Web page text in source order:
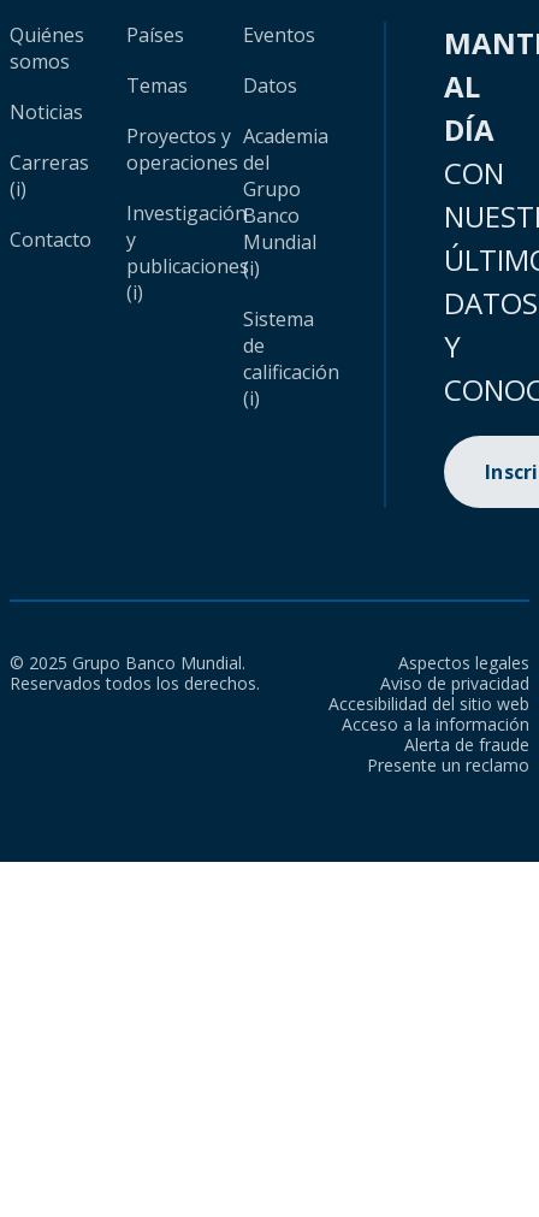
Quiénes
somos
Noticias
Carreras
(i)
Contacto
Países
Temas
Proyectos y
operaciones
Investigación
y
publicaciones
(i)
Eventos
Datos
Academia
del
Grupo
Banco
Mundial
(i)
Sistema
de
calificación
(i)
AL
DÍA
CON
DATOS
Y
© 2025 Grupo Banco Mundial.
Reservados todos los derechos.
Aspectos legales
Aviso de privacidad
Accesibilidad del sitio web
Acceso a la información
Alerta de fraude
Presente un reclamo